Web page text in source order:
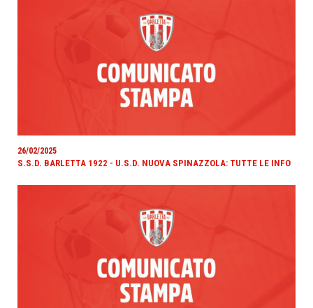
26/02/2025
S.S.D. BARLETTA 1922 - U.S.D. NUOVA SPINAZZOLA: TUTTE LE INFO